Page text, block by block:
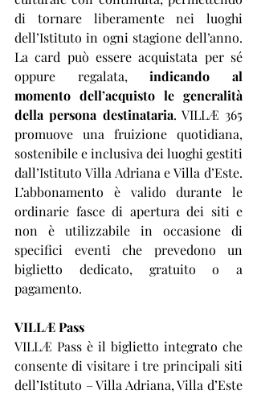
di tornare liberamente nei luoghi
dell’Istituto in ogni stagione dell’anno.
La card può essere acquistata per sé
oppure regalata, indicando al
momento dell’acquisto le generalità
della persona destinataria. VILLÆ 365
promuove una fruizione quotidiana,
sostenibile e inclusiva dei luoghi gestiti
dall’Istituto Villa Adriana e Villa d’Este.
L’abbonamento è valido durante le
ordinarie fasce di apertura dei siti e
non è utilizzabile in occasione di
specifici eventi che prevedono un
biglietto dedicato, gratuito o a
pagamento.
VILLÆ Pass
VILLÆ Pass è il biglietto integrato che
consente di visitare i tre principali siti
dell’Istituto – Villa Adriana, Villa d’Este